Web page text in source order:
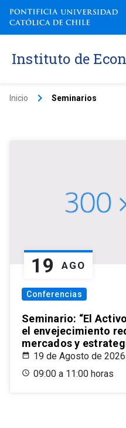
Instituto de
Inicio keyboard_arrow_right Seminarios
19 AGO
Conferencias
Seminario: “El
el envejecimiento
mercados y
19 de Agosto de 2026
09:00 a 11:00 horas